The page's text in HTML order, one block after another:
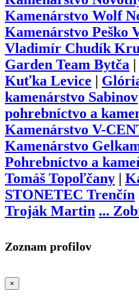
Kamenárstvo Wolf
Kamenárstvo Peško
Vladimír Chudík
Garden Team Bytča
Kuťka Levice
kamenárstvo Sabinov
pohrebníctvo a
Kamenárstvo V-
Kamenárstvo
Pohrebníctvo a
Tomáš Topoľčany
STONETEC Trenčín
Troják Martin ...
Zoznam profilov
×